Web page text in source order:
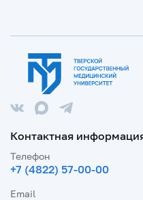
Контактная
Телефон
+7 (4822) 57-00-00
Email